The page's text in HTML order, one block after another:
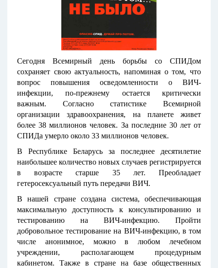
Сегодня Всемирный день борьбы со СПИДом
сохраняет свою актуальность, напоминая о том, что
вопрос повышения осведомленности о ВИЧ-
инфекции, по-прежнему остается критически
важным. Согласно статистике Всемирной
организации здравоохранения, на планете живет
более 38 миллионов человек. За последние 30 лет от
СПИДа умерло около 33 миллионов человек.
В Республике Беларусь за последнее десятилетие
наибольшее количество новых случаев регистрируется
в возрасте старше 35 лет. Преобладает
гетеросексуальный путь передачи ВИЧ.
В нашей стране создана система, обеспечивающая
максимальную доступность к консультированию и
тестированию на ВИЧ-инфекцию. Пройти
добровольное тестирование на ВИЧ-инфекцию, в том
числе анонимное, можно в любом лечебном
учреждении, располагающем процедурным
кабинетом. Также в стране на базе общественных